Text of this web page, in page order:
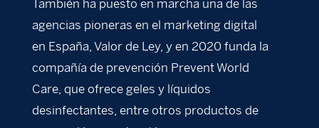
También ha puesto en marcha una de las
agencias pioneras en el marketing digital
en España, Valor de Ley, y en 2020 funda la
compañía de prevención Prevent World
Care, que ofrece geles y líquidos
desinfectantes, entre otros productos de